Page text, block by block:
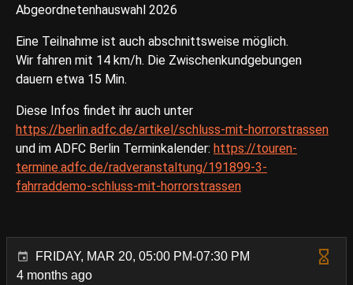
Abgeordnetenhauswahl 2026
Eine Teilnahme ist auch abschnittsweise möglich.
Wir fahren mit 14 km/h. Die Zwischenkundgebungen
dauern etwa 15 Min.
Diese Infos findet ihr auch unter
https://berlin.adfc.de/artikel/schluss-mit-horrorstrassen
und im ADFC Berlin Terminkalender: https://touren-
termine.adfc.de/radveranstaltung/191899-3-
fahrraddemo-schluss-mit-horrorstrassen
FRIDAY, MAR 20, 05:00 PM-07:30 PM
4 months ago